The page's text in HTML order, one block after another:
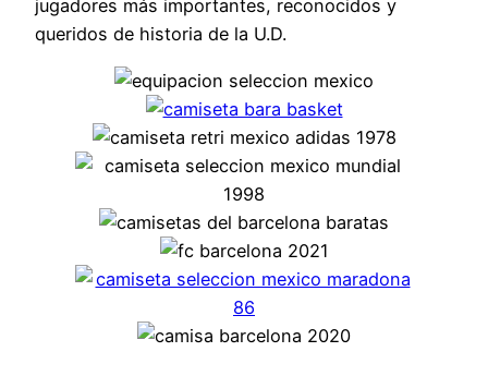
jugadores más importantes, reconocidos y
queridos de historia de la U.D.